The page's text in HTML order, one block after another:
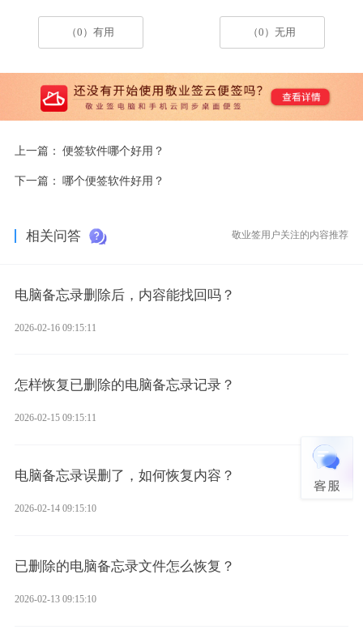
（0）有用 （0）无用
上一篇： 便签软件哪个好用？
下一篇： 哪个便签软件好用？
相关问答 敬业签用户关注的内容推荐
电脑备忘录删除后，内容能找回吗？
2026-02-16 09:15:11
怎样恢复已删除的电脑备忘录记录？
2026-02-15 09:15:11
电脑备忘录误删了，如何恢复内容？
2026-02-14 09:15:10
已删除的电脑备忘录文件怎么恢复？
2026-02-13 09:15:10